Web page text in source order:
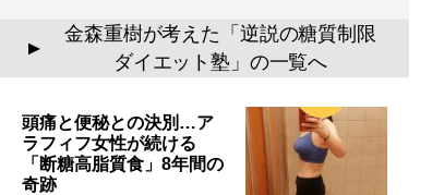
▲
金森重樹が考えた「逆説の糖質制限
ダイエット塾」の一覧へ
頭痛と便秘との決別…ア
ラフィフ女性が続ける
「断糖高脂質食」8年間の
奇跡